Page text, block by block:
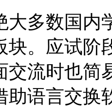
大多数国内
块。应试阶
交流时也简
助语言交换